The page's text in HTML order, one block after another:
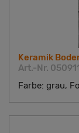
Keramik
Art.-Nr.
Farbe: grau,